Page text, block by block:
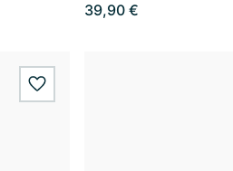
39,90 €
wishlist.add